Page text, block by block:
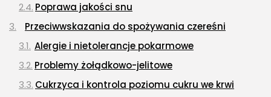
Poprawa jakości snu
Przeciwwskazania do spożywania czereśni
Alergie i nietolerancje pokarmowe
Problemy żołądkowo-jelitowe
Cukrzyca i kontrola poziomu cukru we krwi